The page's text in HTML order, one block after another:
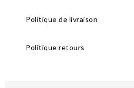
Politique de livraison
Politique retours